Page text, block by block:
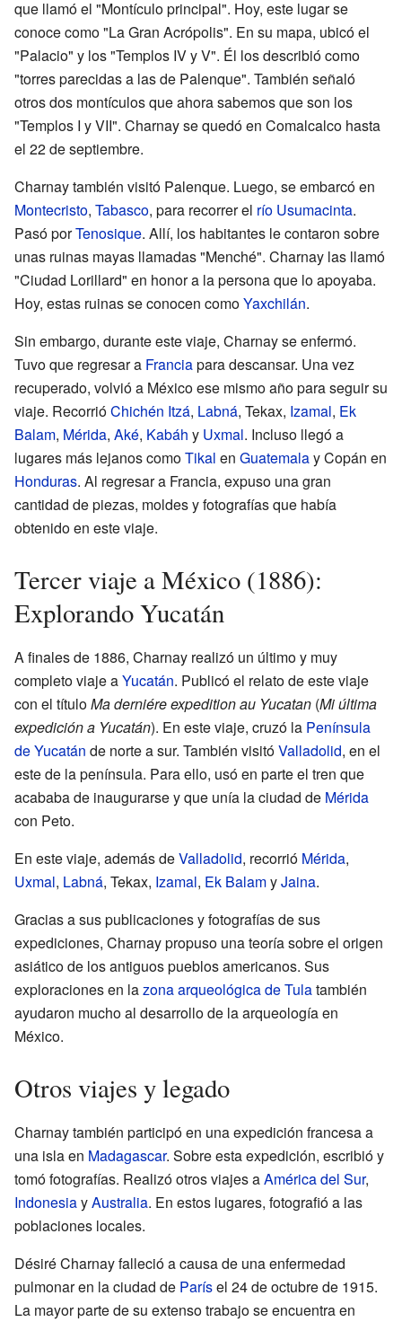
que llamó el "Montículo principal". Hoy, este lugar se
conoce como "La Gran Acrópolis". En su mapa, ubicó el
"Palacio" y los "Templos IV y V". Él los describió como
"torres parecidas a las de Palenque". También señaló
otros dos montículos que ahora sabemos que son los
"Templos I y VII". Charnay se quedó en Comalcalco hasta
el 22 de septiembre.
Charnay también visitó Palenque. Luego, se embarcó en
Montecristo, Tabasco, para recorrer el río Usumacinta.
Pasó porTenosique. Allí, los habitantes le contaron sobre
unas ruinas mayas llamadas "Menché". Charnay las llamó
"Ciudad Lorillard" en honor a la persona que lo apoyaba.
Hoy, estas ruinas se conocen comoYaxchilán.
Sin embargo, durante este viaje, Charnay se enfermó.
Tuvo que regresar a Franciapara descansar. Una vez
recuperado, volvió a México ese mismo año para seguir su
viaje. RecorrióChichén Itzá, Labná, Tekax, Izamal, Ek
Balam, Mérida, Aké, Kabáh y Uxmal. Incluso llegó a
lugares más lejanos comoTikal en Guatemalay Copán en
Honduras. Al regresar a Francia, expuso una gran
cantidad de piezas, moldes y fotografías que había
obtenido en este viaje.
Tercer viaje a México (1886):
Explorando Yucatán
A finales de 1886, Charnay realizó un último y muy
completo viaje aYucatán. Publicó el relato de este viaje
con el títuloMa derniére expedition au Yucatan (Mi última
expedición a Yucatán). En este viaje, cruzó la Península
de Yucatán de norte a sur. También visitóValladolid, en el
este de la península. Para ello, usó en parte el tren que
acababa de inaugurarse y que unía la ciudad de Mérida
con Peto.
En este viaje, además deValladolid, recorrió Mérida,
Uxmal, Labná, Tekax, Izamal, Ek BalamyJaina.
Gracias a sus publicaciones y fotografías de sus
expediciones, Charnay propuso una teoría sobre el origen
asiático de los antiguos pueblos americanos. Sus
exploraciones en lazona arqueológica de Tulatambién
ayudaron mucho al desarrollo de la arqueología en
México.
Otros viajes y legado
Charnay también participó en una expedición francesa a
una isla en Madagascar. Sobre esta expedición, escribió y
tomó fotografías. Realizó otros viajes aAmérica del Sur,
IndonesiayAustralia. En estos lugares, fotografió a las
poblaciones locales.
Désiré Charnay falleció a causa de una enfermedad
pulmonar en la ciudad de Parísel 24 de octubre de 1915.
La mayor parte de su extenso trabajo se encuentra en